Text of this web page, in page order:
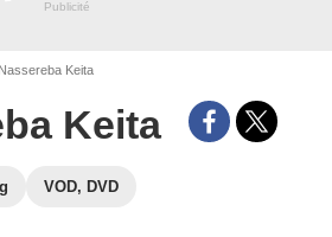
Nassereba Keita
Keita
VOD, DVD